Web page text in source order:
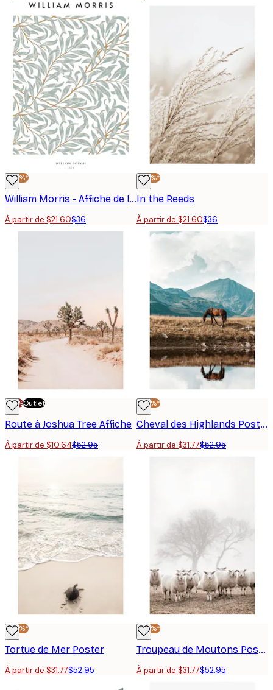
-40%*
William Morris - Affiche de la branche de saule
À partir de $21.60$36
-40%*
In the Reeds
À partir de $21.60$36
-70%Outlet
Route à Joshua Tree Affiche
À partir de $10.64$52.95
-40%*
Cheval des Highlands Poster
À partir de $31.77$52.95
-40%*
Tortue de Mer Poster
À partir de $31.77$52.95
-40%*
Troupeau de Moutons Poster
À partir de $31.77$52.95